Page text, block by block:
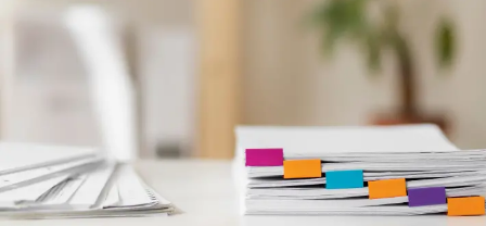
タグ
プレスリリース